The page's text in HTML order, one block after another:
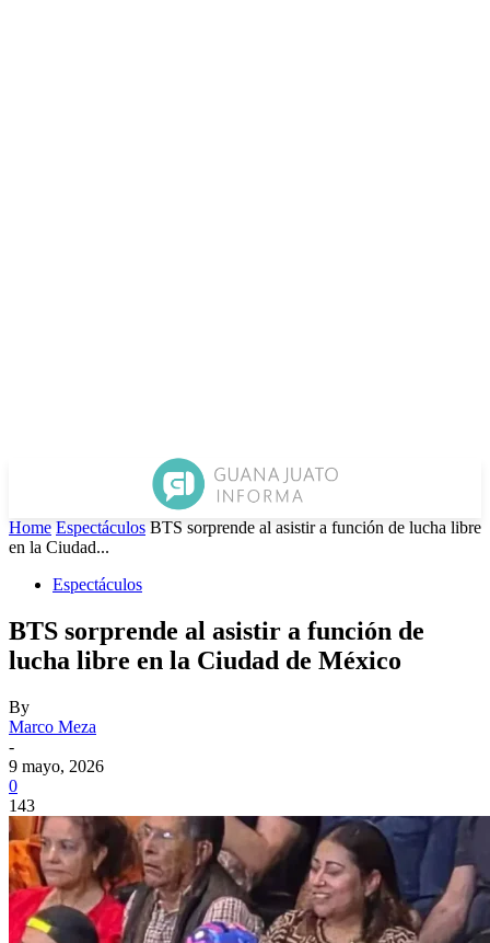
Home Espectáculos BTS sorprende al asistir a función de lucha libre
en la Ciudad...
Espectáculos
BTS sorprende al asistir a función de
lucha libre en la Ciudad de México
By
Marco Meza
-
9 mayo, 2026
0
143